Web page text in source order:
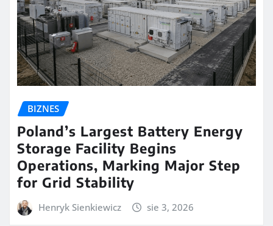
BIZNES
Poland’s Largest Battery Energy
Storage Facility Begins
Operations, Marking Major Step
for Grid Stability
Henryk Sienkiewicz sie 3, 2026